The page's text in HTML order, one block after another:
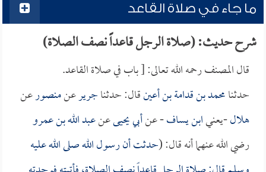
ما جاء في صلاة القاعد
شرح حديث: (صلاة الرجل قاعداً نصف الصلاة)
قال المصنف رحمه الله تعالى: [ باب في صلاة القاعد.
حدثنامحمد بن قدامة بن أعينقال: حدثناجريرعنمنصورعن
هلال-يعنيابن يساف- عنأبي يحيىعنعبد الله بن عمرو
رضي الله عنهما أنه قال: (حدثت أن رسول الله صلى الله عليه